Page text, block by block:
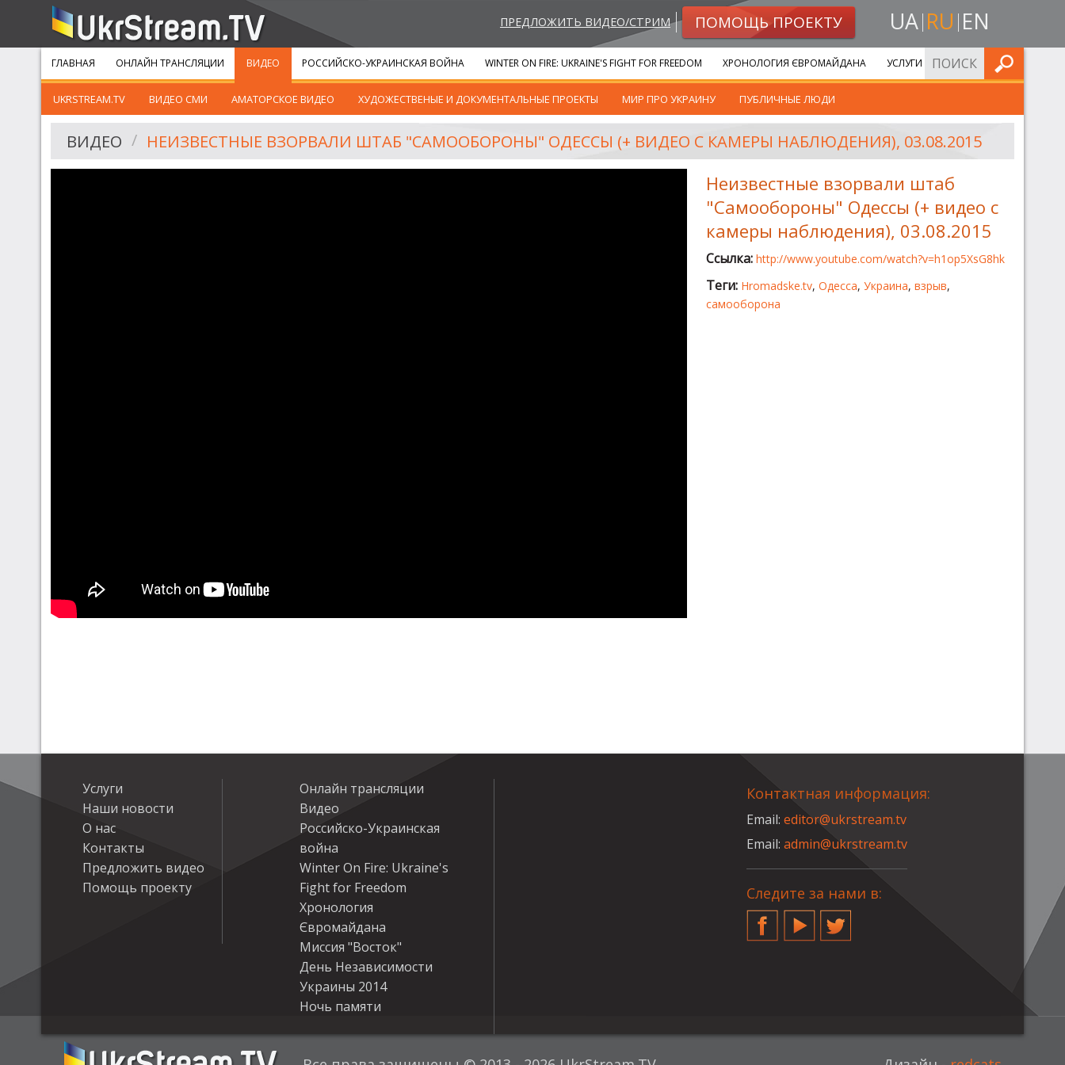
ПРЕДЛОЖИТЬ ВИДЕО/СТРИМ ПОМОЩЬ ПРОЕКТУ UA RU EN
ГЛАВНАЯ ОНЛАЙН ТРАНСЛЯЦИИ ВИДЕО
UKRSTREAM.TV ВИДЕО СМИ АМАТОРСКОЕ ВИДЕО ХУДОЖЕСТВЕНЫЕ И ДОКУМЕНТАЛЬНЫЕ ПРОЕКТЫ МИР ПРО УКРАИНУ ПУБЛИЧНЫЕ ЛЮДИ
РОССИЙСКО-УКРАИНСКАЯ ВОЙНА WINTER ON FIRE: UKRAINE'S FIGHT FOR FREEDOM ХРОНОЛОГИЯ ЄВРОМАЙДАНА УСЛУГИ ИСКАТЬ
ВИДЕО НЕИЗВЕСТНЫЕ ВЗОРВАЛИ ШТАБ "САМООБОРОНЫ" ОДЕССЫ (+ ВИДЕО С КАМЕРЫ НАБЛЮДЕНИЯ), 03.08.2015
Неизвестные взорвали штаб
"Самообороны" Одессы (+ видео с
камеры наблюдения), 03.08.2015
Ссылка: http://www.youtube.com/watch?v=h1op5XsG8hk
Теги: Hromadske.tv, Одесса, Украина, взрыв,
самооборона
Услуги
Наши новости
О нас
Контакты
Предложить видео
Помощь проекту
Онлайн трансляции
Видео
Российско-Украинская
война
Winter On Fire: Ukraine's
Fight for Freedom
Хронология
Євромайдана
Миссия "Восток"
День Независимости
Украины 2014
Ночь памяти
Контактная информация:
Email:editor@ukrstream.tv
Email:admin@ukrstream.tv
Следите за нами в:
FacebookYouTubeTwitter